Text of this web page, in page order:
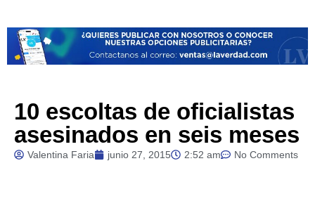
10 escoltas de oficialistas
asesinados en seis meses
Valentina Faria junio 27, 2015 2:52 am No Comments